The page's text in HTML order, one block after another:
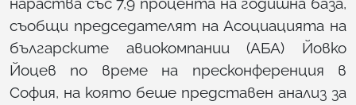
съобщи председателят на Асоциацията на
българските авиокомпании (АБА) Йовко
Йоцев по време на пресконференция в
София, на която беше представен анализ за